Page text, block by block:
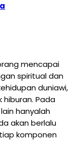
mencapai
spiritual dan
duniawi,
Pada
hanyalah
akan berlalu
komponen